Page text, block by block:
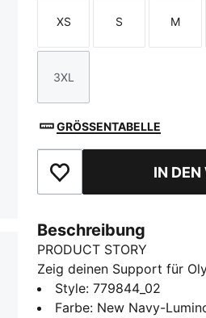
Größe
XS
Größe
S
Größe
M
Größe
3XL
GRÖSSENTABELLE
Zu Favoriten hinzufügen
IN DEN
Beschreibung
PRODUCT STORY
Zeig deinen Support für
dem offiziellen 25/26
moderne Design mit
Style:779844_02
Farbe: New Navy-